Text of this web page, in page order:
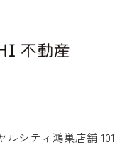
シティ鴻巣店舗 101